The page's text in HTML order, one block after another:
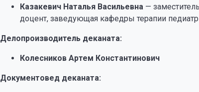
Казакевич Наталья Васильевна —
доцент, заведующая кафедры терапии
Делопроизводитель деканата:
Колесников Артем Константинович
Документовед деканата: